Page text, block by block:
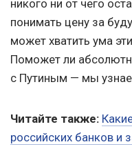
никого ни от чего
понимать цену за
может хватить ума
Поможет ли
с Путиным — мы
Читайте также:
российских банков и